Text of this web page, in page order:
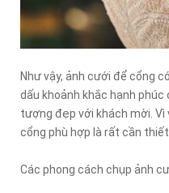
Như vậy, ảnh cưới để cổng
dấu khoảnh khắc hạnh
tượng đẹp với khách mời. Vì
cổng phù hợp là rất cần thiết.
Các phong cách chụp ảnh